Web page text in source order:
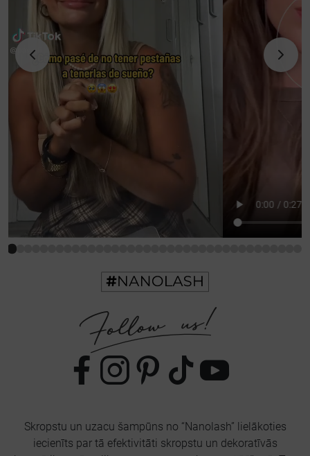
Skropstu un uzacu šampūns no “Nanolash” lielākoties
iecienīts par tā efektivitāti skropstu un dekoratīvās